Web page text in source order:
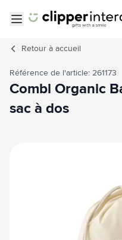
Retour à accueil
Référence de l'article: 261173
Combi Organic
sac à dos